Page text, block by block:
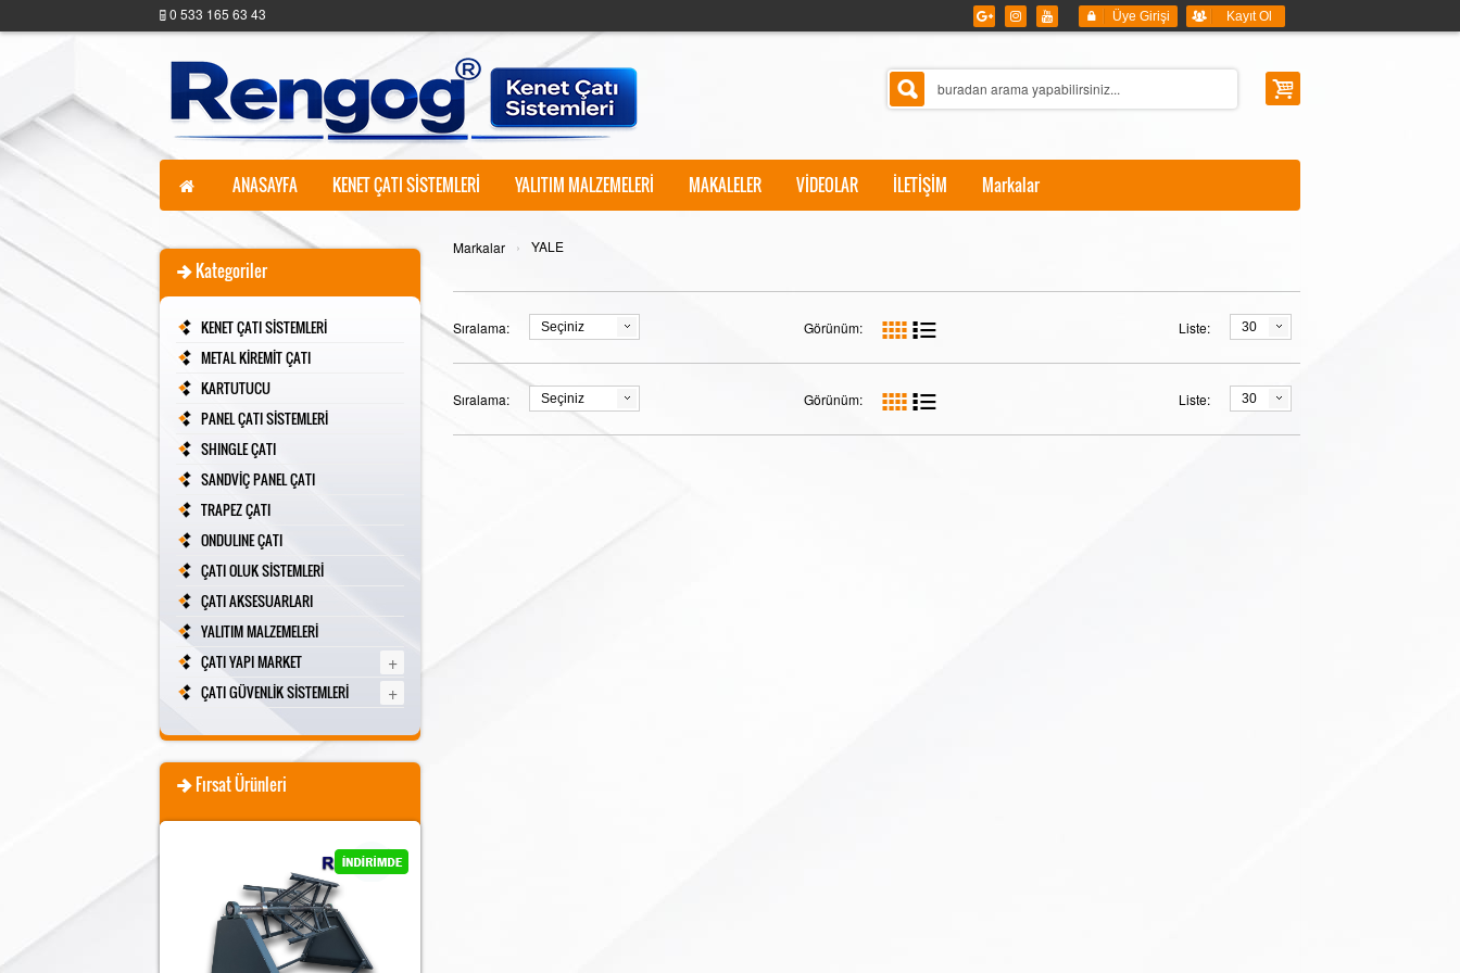
0 533 165 63 43 Üye Girişi Kayıt Ol
ANASAYFA KENET ÇATI SİSTEMLERİ YALITIM MALZEMELERİ MAKALELER VİDEOLAR İLETİŞİM Markalar
Markalar › YALE
Sıralama: Seçiniz Görünüm: Liste: 30
Sıralama: Seçiniz Görünüm: Liste: 30
Kategoriler
KENET ÇATI SİSTEMLERİ
METAL KİREMİT ÇATI
KARTUTUCU
PANEL ÇATI SİSTEMLERİ
SHINGLE ÇATI
SANDVİÇ PANEL ÇATI
TRAPEZ ÇATI
ONDULINE ÇATI
ÇATI OLUK SİSTEMLERİ
ÇATI AKSESUARLARI
YALITIM MALZEMELERİ
ÇATI YAPI MARKET
+
ÇATI GÜVENLİK SİSTEMLERİ +
Fırsat Ürünleri